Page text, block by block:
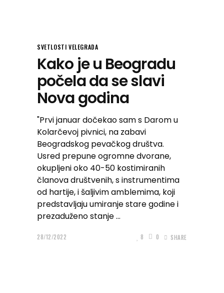
SVETLOSTI VELEGRADA
Kako je u Beogradu
počela da se slavi
Nova godina
"Prvi januar dočekao sam s Darom u
Kolarčevoj pivnici, na zabavi
Beogradskog pevačkog društva.
Usred prepune ogromne dvorane,
okupljeni oko 40-50 kostimiranih
članova društvenih, s instrumentima
od hartije, i šaljivim amblemima, koji
predstavljaju umiranje stare godine i
prezaduženo stanje
28/12/2022 8 0 SHARE